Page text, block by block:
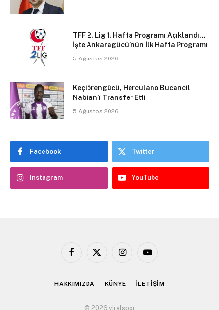
TFF 2. Lig 1. Hafta Programı Açıklandı…
İşte Ankaragücü’nün İlk Hafta Programı
5 Ağustos 2026
Keçiörengücü, Herculano Bucancil
Nabian’ı Transfer Etti
5 Ağustos 2026
Facebook Twitter
Instagram YouTube
Facebook
X
InstagramYouTube
HAKKIMIZDA KÜNYE İLETİŞİM
© 2026 viralspor